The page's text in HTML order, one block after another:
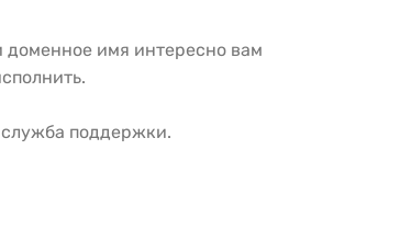
доменное имя интересно вам
поддержки.